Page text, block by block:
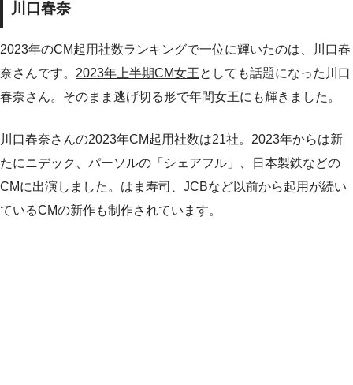
川口春奈
2023年のCM起用社数ランキングで一位に輝いたのは、川口春
奈さんです。 2023年上半期CM女王としても話題になった川口
春奈さん。そのまま逃げ切る形で年間女王にも輝きました。
川口春奈さんの2023年CM起用社数は21社。2023年からは新
たにニデック、パーソルの「シェアフル」、日本製鉄などの
CMに出演しました。はま寿司、JCBなど以前から起用が続い
ているCMの新作も制作されています。